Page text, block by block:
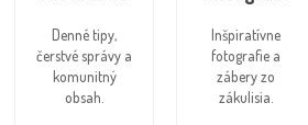
Denné tipy,
čerstvé správy a
komunitný
obsah.
Inšpiratívne
fotografie a
zábery zo
zákulisia.